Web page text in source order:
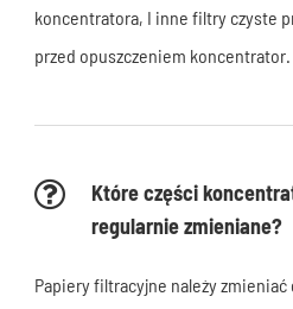
koncentratora, I inne filtry czyste
przed opuszczeniem koncentrator.
Które części
regularnie zmieniane?
Papiery filtracyjne należy zmieniać